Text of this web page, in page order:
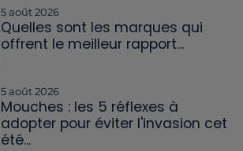
5 août 2026
Quelles sont les marques qui
offrent le meilleur rapport...
5 août 2026
Mouches : les 5 réflexes à
adopter pour éviter l'invasion cet
été...